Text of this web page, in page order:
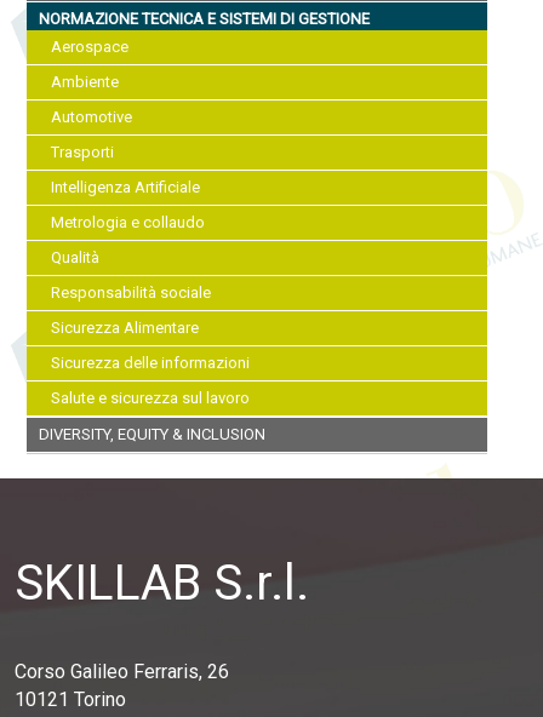
NORMAZIONE TECNICA E SISTEMI DI GESTIONE
Aerospace
Ambiente
Automotive
Trasporti
Intelligenza Artificiale
Metrologia e collaudo
Qualità
Responsabilità sociale
Sicurezza Alimentare
Sicurezza delle informazioni
Salute e sicurezza sul lavoro
DIVERSITY, EQUITY & INCLUSION
SKILLAB S.r.l.
Corso Galileo Ferraris, 26
10121 Torino